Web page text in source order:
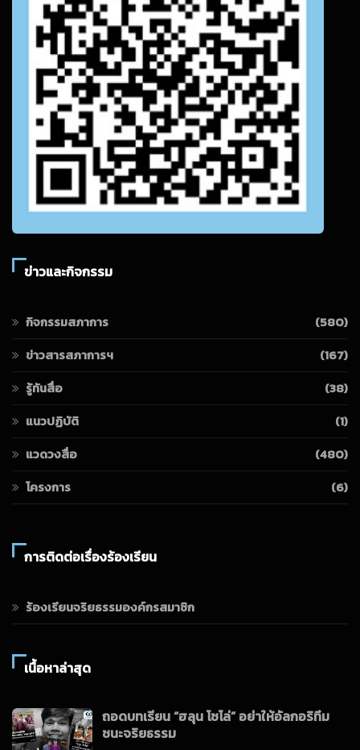
ข่าวและกิจกรรม
กิจกรรมสภาการ
(580)
ข่าวสารสภาการฯ
(167)
รู้ทันสื่อ
(38)
แนวปฏิบัติ
(1)
แวดวงสื่อ
(480)
โครงการ
(6)
การติดต่อเรื่องร้องเรียน
ร้องเรียนจริยธรรมองค์กรสมาชิก
เนื้อหาล่าสุด
ถอดบทเรียน “ฮลุน โซโล่” อย่าให้อัลกอริทึม
ชนะจริยธรรม